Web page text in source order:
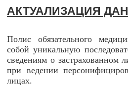
АКТУАЛИЗАЦИЯ
Полис обязательного
собой уникальную
сведениям о застрахованном
при ведении
лицах.